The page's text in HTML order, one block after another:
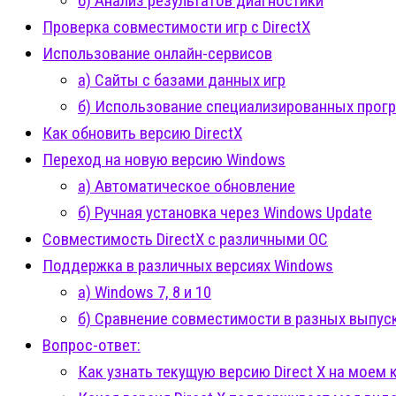
Проверка совместимости игр с DirectX
Использование онлайн-сервисов
а) Сайты с базами данных игр
б) Использование специализированных
Как обновить версию DirectX
Переход на новую версию Windows
а) Автоматическое обновление
б) Ручная установка через Windows Update
Совместимость DirectX с различными ОС
Поддержка в различных версиях Windows
а) Windows 7, 8 и 10
б) Сравнение совместимости в разных
Вопрос-ответ:
Как узнать текущую версию Direct X на моем